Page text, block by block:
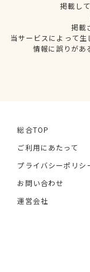
掲載し
掲載
当サービスによって
情報に誤りがあ
総合TOP
ご利用にあたって
プライバシーポリシ
お問い合わせ
運営会社